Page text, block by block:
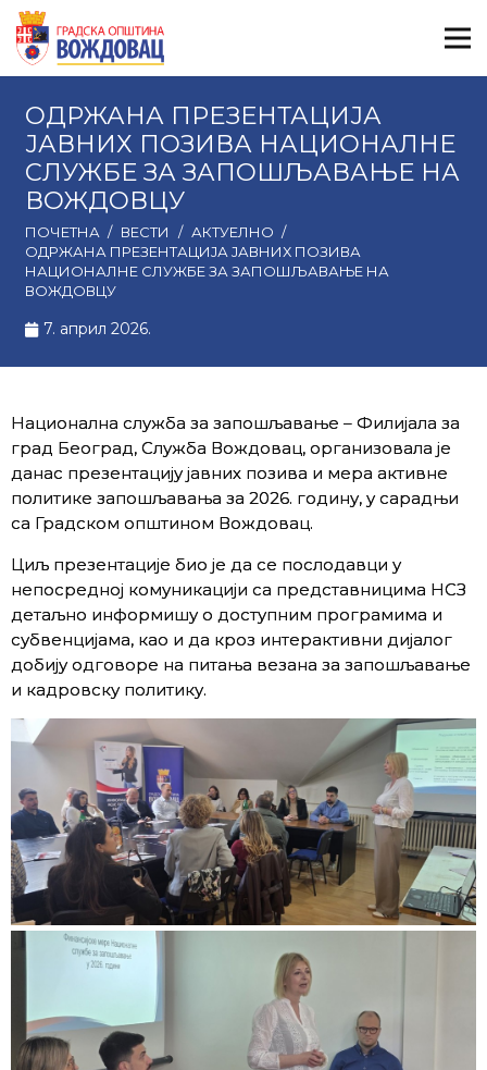
ОДРЖАНА ПРЕЗЕНТАЦИЈА
ЈАВНИХ ПОЗИВА НАЦИОНАЛНЕ
СЛУЖБЕ ЗА ЗАПОШЉАВАЊЕ НА
ВОЖДОВЦУ
ПОЧЕТНА / ВЕСТИ / АКТУЕЛНО /
ОДРЖАНА ПРЕЗЕНТАЦИЈА ЈАВНИХ ПОЗИВА
НАЦИОНАЛНЕ СЛУЖБЕ ЗА ЗАПОШЉАВАЊЕ НА
ВОЖДОВЦУ
7. април 2026.
Национална служба за запошљавање – Филијала за
град Београд, Служба Вождовац, организовала је
данас презентацију јавних позива и мера активне
политике запошљавања за 2026. годину, у сарадњи
са Градском општином Вождовац.
Циљ презентације био је да се послодавци у
непосредној комуникацији са представницима НСЗ
детаљно информишу о доступним програмима и
субвенцијама, као и да кроз интерактивни дијалог
добију одговоре на питања везана за запошљавање
и кадровску политику.